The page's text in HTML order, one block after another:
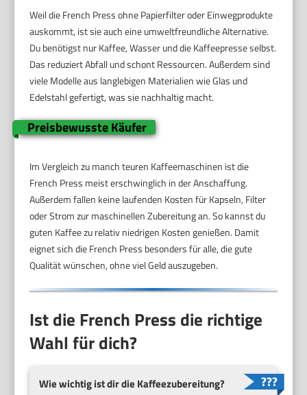
Weil die French Press ohne Papierfilter oder Einwegprodukte
auskommt, ist sie auch eine umweltfreundliche Alternative.
Du benötigst nur Kaffee, Wasser und die Kaffeepresse selbst.
Das reduziert Abfall und schont Ressourcen. Außerdem sind
viele Modelle aus langlebigen Materialien wie Glas und
Edelstahl gefertigt, was sie nachhaltig macht.
Preisbewusste Käufer
Im Vergleich zu manch teuren Kaffeemaschinen ist die
French Press meist erschwinglich in der Anschaffung.
Außerdem fallen keine laufenden Kosten für Kapseln, Filter
oder Strom zur maschinellen Zubereitung an. So kannst du
guten Kaffee zu relativ niedrigen Kosten genießen. Damit
eignet sich die French Press besonders für alle, die gute
Qualität wünschen, ohne viel Geld auszugeben.
Ist die French Press die richtige
Wahl für dich?
Wie wichtig ist dir die Kaffeezubereitung?